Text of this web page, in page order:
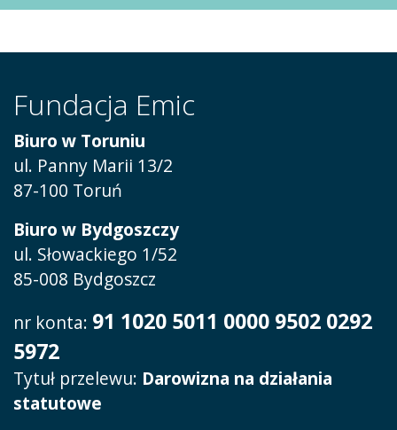
Fundacja Emic
Biuro w Toruniu
ul. Panny Marii 13/2
87-100 Toruń
Biuro w Bydgoszczy
ul. Słowackiego 1/52
85-008 Bydgoszcz
nr konta: 91 1020 5011 0000 9502 0292
5972
Tytuł przelewu: Darowizna na działania
statutowe